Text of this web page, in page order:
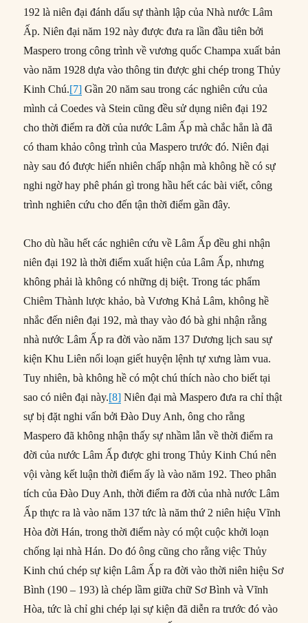
192 là niên đại đánh dấu sự thành lập của Nhà nước Lâm
Ấp. Niên đại năm 192 này được đưa ra lần đầu tiên bởi
Maspero trong công trình về vương quốc Champa xuất bản
vào năm 1928 dựa vào thông tin được ghi chép trong Thủy
Kinh Chú.[7] Gần 20 năm sau trong các nghiên cứu của
mình cả Coedes và Stein cũng đều sử dụng niên đại 192
cho thời điểm ra đời của nước Lâm Ấp mà chắc hẳn là đã
có tham khảo công trình của Maspero trước đó. Niên đại
này sau đó được hiển nhiên chấp nhận mà không hề có sự
nghi ngờ hay phê phán gì trong hầu hết các bài viết, công
trình nghiên cứu cho đến tận thời điểm gần đây.
Cho dù hầu hết các nghiên cứu về Lâm Ấp đều ghi nhận
niên đại 192 là thời điểm xuất hiện của Lâm Ấp, nhưng
không phải là không có những dị biệt. Trong tác phẩm
Chiêm Thành lược khảo, bà Vương Khả Lâm, không hề
nhắc đến niên đại 192, mà thay vào đó bà ghi nhận rằng
nhà nước Lâm Ấp ra đời vào năm 137 Dương lịch sau sự
kiện Khu Liên nổi loạn giết huyện lệnh tự xưng làm vua.
Tuy nhiên, bà không hề có một chú thích nào cho biết tại
sao có niên đại này.[8] Niên đại mà Maspero đưa ra chỉ thật
sự bị đặt nghi vấn bởi Đào Duy Anh, ông cho rằng
Maspero đã không nhận thấy sự nhầm lẫn về thời điểm ra
đời của nước Lâm Ấp được ghi trong Thủy Kinh Chú nên
vội vàng kết luận thời điểm ấy là vào năm 192. Theo phân
tích của Đào Duy Anh, thời điểm ra đời của nhà nước Lâm
Ấp thực ra là vào năm 137 tức là năm thứ 2 niên hiệu Vĩnh
Hòa đời Hán, trong thời điểm này có một cuộc khởi loạn
chống lại nhà Hán. Do đó ông cũng cho rằng việc Thủy
Kinh chú chép sự kiện Lâm Ấp ra đời vào thời niên hiệu Sơ
Bình (190 – 193) là chép lầm giữa chữ Sơ Bình và Vĩnh
Hòa, tức là chỉ ghi chép lại sự kiện đã diễn ra trước đó vào